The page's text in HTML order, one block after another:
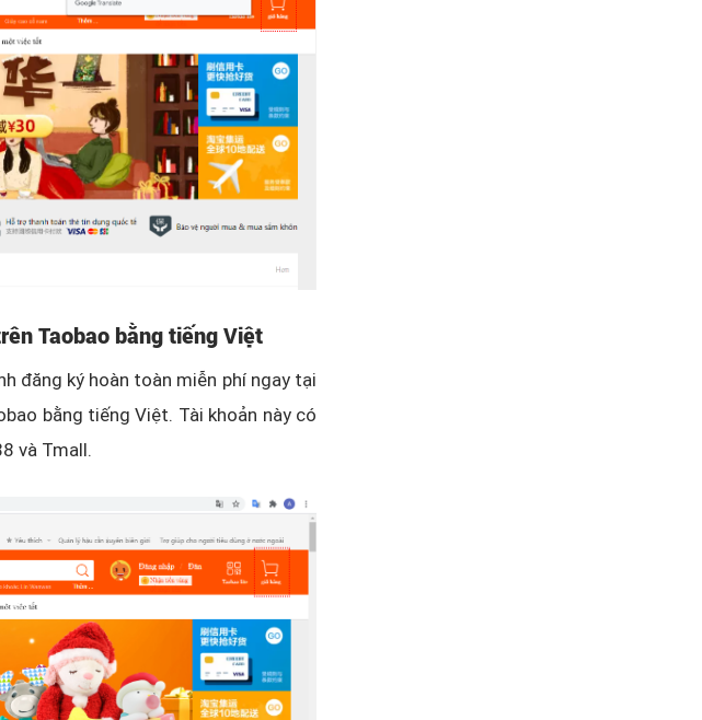
Taobao bằng tiếng Việt
đăng ký hoàn toàn miễn phí ngay tại
bằng tiếng Việt. Tài khoản này có
và Tmall.